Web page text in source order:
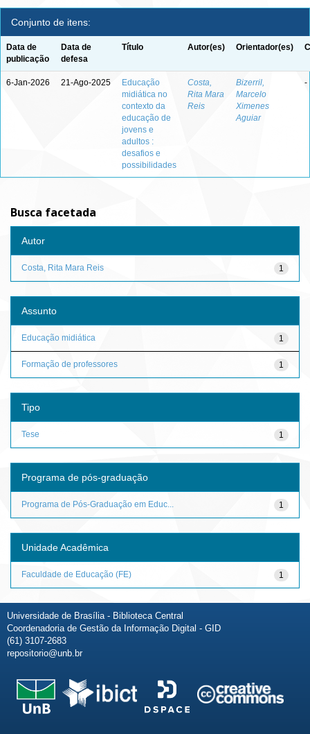
Conjunto de itens:
Data de
publicação
Data de
defesa
Título Autor(es) Orientador(es)
6-Jan-2026 21-Ago-2025
Educação
midiática no
contexto da
educação de
jovens e
adultos :
desafios e
possibilidades
Costa,
Rita Mara
Reis
Bizerril,
Marcelo
Ximenes
Aguiar
-
Busca facetada
Autor
1
Costa, Rita Mara Reis
Assunto
1
Educação midiática
1
Formação de professores
Tipo
1
Tese
Programa de pós-graduação
1
Programa de Pós-Graduação em Educ...
Unidade Acadêmica
1
Faculdade de Educação (FE)
Universidade de Brasília - Biblioteca Central
Coordenadoria de Gestão da Informação Digital - GID
(61) 3107-2683
repositorio@unb.br